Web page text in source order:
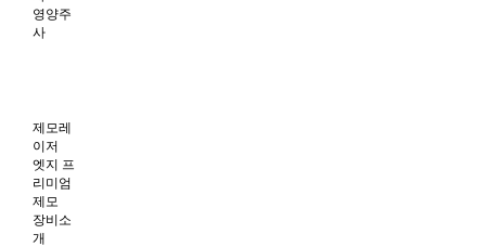
영양주
사
제모레
이저
엣지 프
리미엄
제모
장비소
개